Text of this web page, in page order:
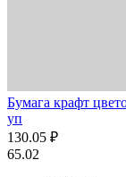
Бумага крафт
уп
130.05 ₽
65.02